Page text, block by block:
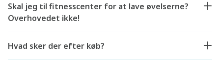
Skal jeg til fitnesscenter for at lave øvelserne?
Overhovedet ikke!
Hvad sker der efter køb?